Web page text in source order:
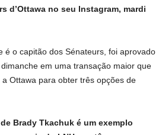
d’Ottawa no seu Instagram, mardi
é o capitão dos Sénateurs, foi aprovado
em uma transação maior que
Ottawa para obter três opções de
Brady Tkachuk é um exemplo